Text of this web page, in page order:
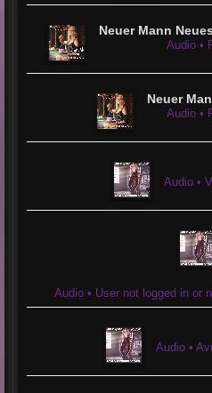
Neuer Mann
Audio •
Neuer
Audio •
Audio •
Audio • User not logged in or
Audio •